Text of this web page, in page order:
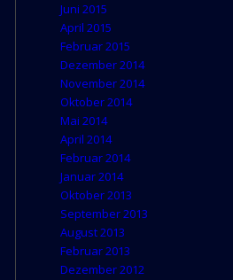
Juni 2015
April 2015
Februar 2015
Dezember 2014
November 2014
Oktober 2014
Mai 2014
April 2014
Februar 2014
Januar 2014
Oktober 2013
September 2013
August 2013
Februar 2013
Dezember 2012